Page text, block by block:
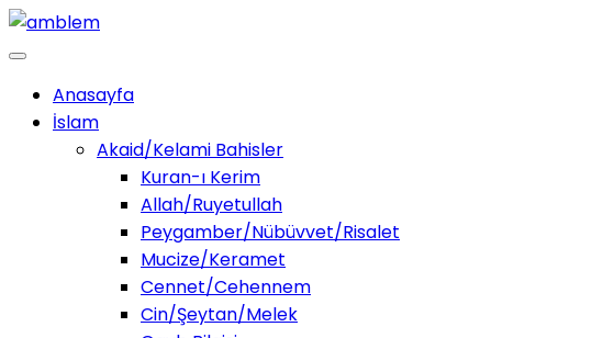
Anasayfa
İslam
Akaid/Kelami Bahisler
Kuran-ı Kerim
Allah/Ruyetullah
Peygamber/Nübüvvet/Risalet
Mucize/Keramet
Cennet/Cehennem
Cin/Şeytan/Melek